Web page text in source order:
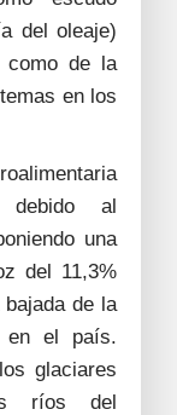
del oleaje)
como de la
en los
debido al
una
del 11,3%
de la
en el país.
glaciares
ríos del